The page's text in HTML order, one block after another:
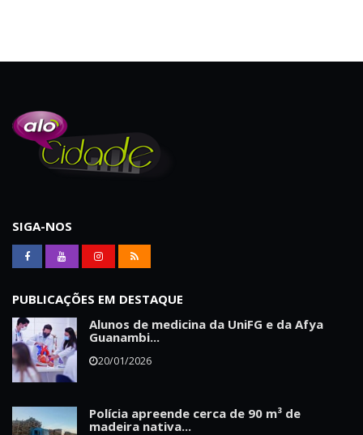
SIGA-NOS
PUBLICAÇÕES EM DESTAQUE
Alunos de medicina da UniFG e da Afya
Guanambi...
20/01/2026
Polícia apreende cerca de 90 m³ de
madeira nativa...